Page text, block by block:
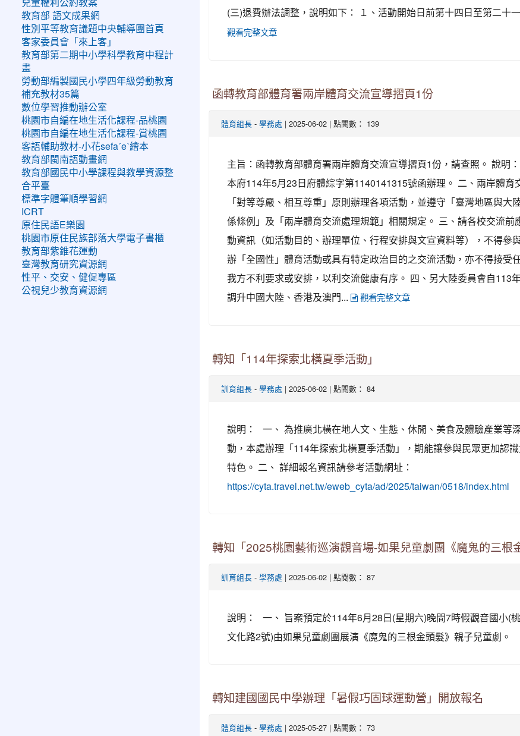
(三)退費辦法調整，說明如下： １、活動開始日前第十四日至第二十
觀看完整文章
函轉教育部體育署兩岸體育交流宣導摺頁1份
體育組長 - 學務處 | 2025-06-02 | 點閱數： 139
主旨：函轉教育部體育署兩岸體育交流宣導摺頁1份，請查照。 說
本府114年5月23日府體綜字第1140141315號函辦理。 二、兩岸體育
「對等尊嚴、相互尊重」原則辦理各項活動，並遵守「臺灣地區與大
係條例」及「兩岸體育交流處理規範」相關規定。 三、請各校交流前
動資訊（如活動目的、辦理單位、行程安排與文宣資料等），不得參
辦「全國性」體育活動或具有特定政治目的之交流活動，亦不得接受
我方不利要求或安排，以利交流健康有序。 四、另大陸委員會自113
調升中國大陸、香港及澳門...
觀看完整文章
轉知「114年探索北橫夏季活動」
訓育組長 - 學務處 | 2025-06-02 | 點閱數： 84
說明： 一、 為推廣北橫在地人文、生態、休閒、美食及體驗產業等
動，本處辦理「114年探索北橫夏季活動」，期能讓參與民眾更加認
特色。 二、 詳細報名資訊請參考活動網址：
https://cyta.travel.net.tw/eweb_cyta/ad/2025/taiwan/0518/index.html
轉知「2025桃園藝術巡演觀音場-如果兒童劇團《魔鬼的三根
訓育組長 - 學務處 | 2025-06-02 | 點閱數： 87
說明： 一、 旨案預定於114年6月28日(星期六)晚間7時假觀音國小(
文化路2號)由如果兒童劇團展演《魔鬼的三根金頭髮》親子兒童劇。
轉知建國國民中學辦理「暑假巧固球運動營」開放報名
體育組長 - 學務處 | 2025-05-27 | 點閱數： 73
兒童權利公約教案
教育部 語文成果網
性別平等教育議題中央輔導團首頁
客家委員會「來上客」
教育部第二期中小學科學教育中程計
畫
勞動部編製國民小學四年級勞動教育
補充教材35篇
數位學習推動辦公室
桃園市自編在地生活化課程-品桃園
桃園市自編在地生活化課程-賞桃園
客語輔助教材-小花sefaˊeˋ繪本
教育部閩南語動畫網
教育部國民中小學課程與教學資源整
合平臺
標準字體筆順學習網
ICRT
原住民語E樂園
桃園市原住民族部落大學電子書櫃
教育部紫錐花運動
臺灣教育研究資源網
性平、交安、健促專區
公視兒少教育資源網